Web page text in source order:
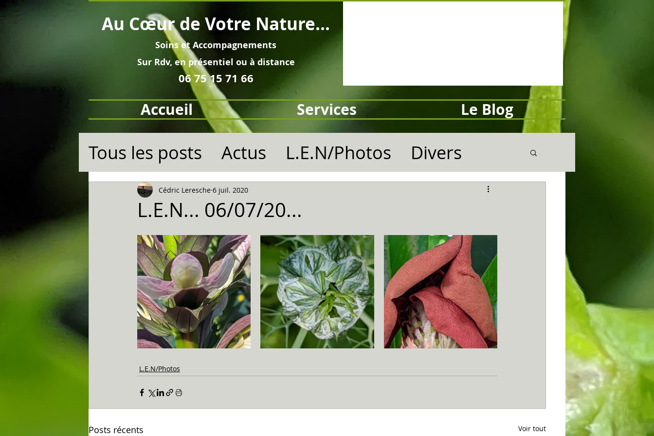
Soins etAccompagnements
Sur Rdv, en présentiel ou à distance
06 75 15 71 66
Au Cœurde Votre Nature...
Accueil Services Le Blog
Tous les posts Actus L.E.N/Photos Divers
L.E.N... 06/07/20...
Cédric Leresche 6 juil. 2020
L.E.N/Photos
Posts récents Voir tout